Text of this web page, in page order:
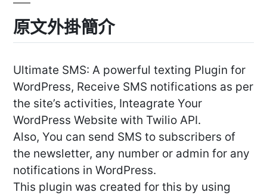
原文外掛簡介
Ultimate SMS: A powerful texting Plugin for
WordPress, Receive SMS notifications as per
the site’s activities, Inteagrate Your
WordPress Website with Twilio API.
Also, You can send SMS to subscribers of
the newsletter, any number or admin for any
notifications in WordPress.
This plugin was created for this by using